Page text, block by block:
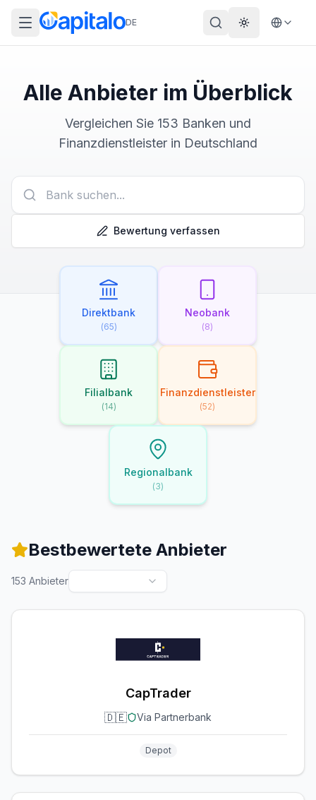
DE Theme
Alle Anbieter im Überblick
Vergleichen Sie 153 Banken und
Finanzdienstleister in Deutschland
Bewertung verfassen
Direktbank
(65)
Neobank
(8)
Filialbank
(14)
Finanzdienstleister
(52)
Regionalbank
(3)
Bestbewertete Anbieter
153 Anbieter
CapTrader
🇩🇪 Via Partnerbank
Depot